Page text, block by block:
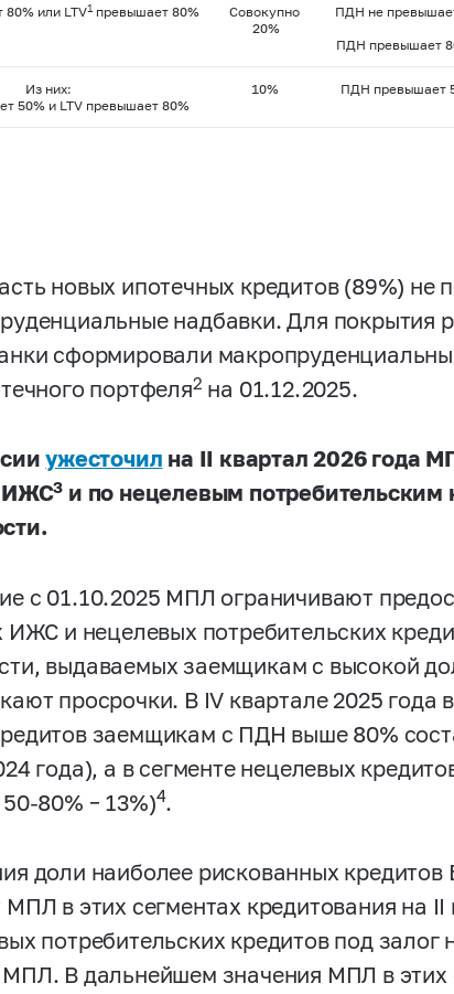
или LTV1 превышает 80%
Совокупно
20%
ПДН не
ПДН превышает
Из них:
50% и LTV превышает 80%
10% ПДН превышает
новых ипотечных кредитов (89%) не
надбавки. Для покрытия
сформировали
портфеля2 на 01.12.2025.
ужесточил на II квартал 2026 года
ИЖС3 и по нецелевым потребительским
c 01.10.2025 МПЛ ограничивают
ИЖС и нецелевых потребительских
выдаваемых заемщикам с высокой
просрочки. В IV квартале 2025 года
заемщикам с ПДН выше 80%
года), а в сегменте нецелевых
50-80% – 13%)4.
доли наиболее рискованных кредитов
МПЛ в этих сегментах кредитования на
потребительских кредитов под
В дальнейшем значения МПЛ в этих